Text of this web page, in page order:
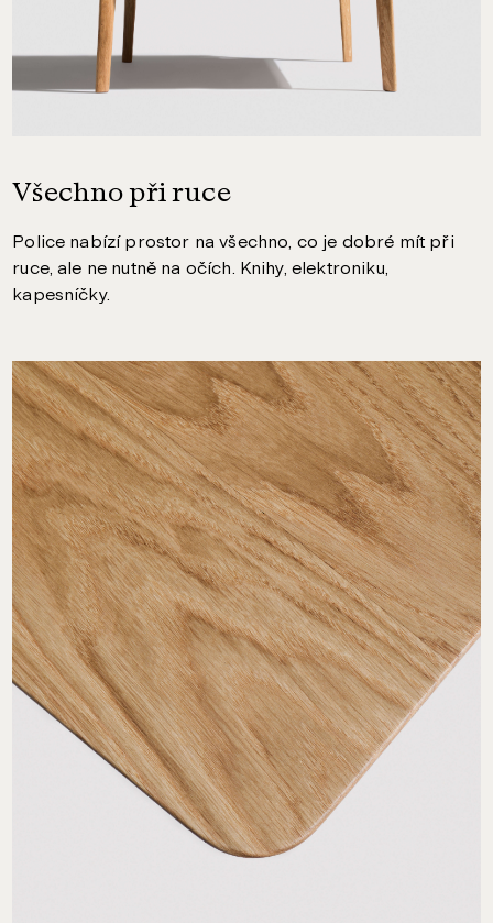
Všechno při ruce
Police nabízí prostor na všechno, co je dobré mít při
ruce, ale ne nutně na očích. Knihy, elektroniku,
kapesníčky.